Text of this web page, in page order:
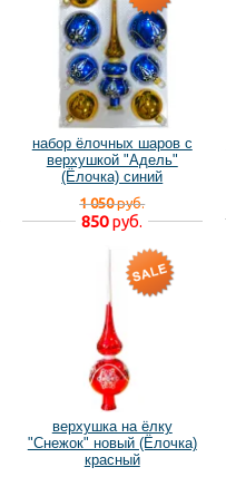
набор ёлочных шаров с
верхушкой "Адель"
(Ёлочка) синий
1 050руб.
850руб.
верхушка на ёлку
"Снежок" новый (Ёлочка)
красный